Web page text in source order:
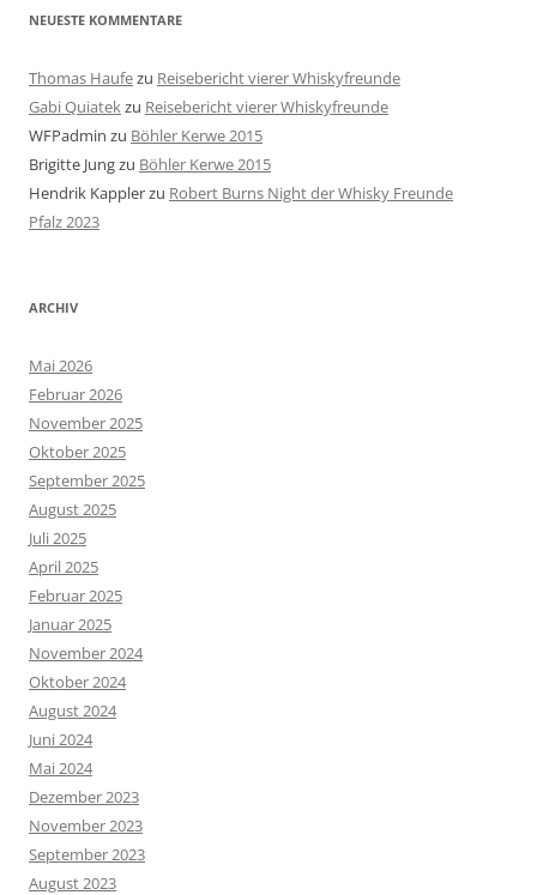
NEUESTE KOMMENTARE
Thomas Haufezu Reisebericht vierer Whiskyfreunde
Gabi Quiatekzu Reisebericht vierer Whiskyfreunde
WFPadmin zu Böhler Kerwe 2015
Brigitte Jungzu Böhler Kerwe 2015
Hendrik Kapplerzu Robert Burns Night der Whisky Freunde
Pfalz 2023
ARCHIV
Mai 2026
Februar 2026
November 2025
Oktober 2025
September 2025
August 2025
Juli 2025
April 2025
Februar 2025
Januar 2025
November 2024
Oktober 2024
August 2024
Juni 2024
Mai 2024
Dezember 2023
November 2023
September 2023
August 2023